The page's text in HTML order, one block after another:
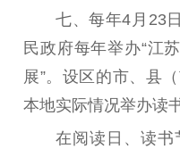
七、每年4 月 23
民政府每年举办“江
展”。设区的市、县
本地实际情况举办读
在阅读日、读书